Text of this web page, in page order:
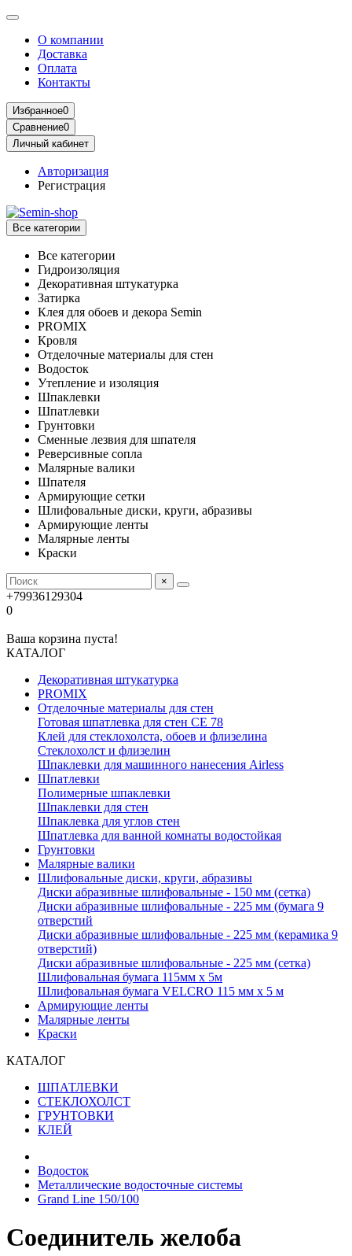
О компании
Доставка
Оплата
Контакты
Избранное0
Сравнение0
Личный кабинет
Авторизация
Регистрация
Все категории
Все категории
Гидроизоляция
Декоративная штукатурка
Затирка
Клея для обоев и декора Semin
PROMIX
Кровля
Отделочные материалы для стен
Водосток
Утепление и изоляция
Шпаклевки
Шпатлевки
Грунтовки
Сменные лезвия для шпателя
Реверсивные сопла
Малярные валики
Шпателя
Армирующие сетки
Шлифовальные диски, круги, абразивы
Армирующие ленты
Малярные ленты
Краски
×
+79936129304
0
Ваша корзина пуста!
КАТАЛОГ
Декоративная штукатурка
PROMIX
Отделочные материалы для стен
Готовая шпатлевка для стен CE 78
Клей для стеклохолста, обоев и флизелина
Стеклохолст и флизелин
Шпаклевки для машинного нанесения Airless
Шпатлевки
Полимерные шпаклевки
Шпаклевки для стен
Шпаклевка для углов стен
Шпатлевка для ванной комнаты водостойкая
Грунтовки
Малярные валики
Шлифовальные диски, круги, абразивы
Диски абразивные шлифовальные - 150 мм (сетка)
Диски абразивные шлифовальные - 225 мм (бумага 9
отверстий
Диски абразивные шлифовальные - 225 мм (керамика 9
отверстий)
Диски абразивные шлифовальные - 225 мм (сетка)
Шлифовальная бумага 115мм х 5м
Шлифовальная бумага VELCRO 115 мм х 5 м
Армирующие ленты
Малярные ленты
Краски
КАТАЛОГ
ШПАТЛЕВКИ
СТЕКЛОХОЛСТ
ГРУНТОВКИ
КЛЕЙ
Водосток
Металлические водосточные системы
Grand Line 150/100
Соединитель желоба